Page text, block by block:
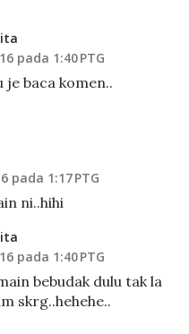
pada 1:40 PTG
je baca komen..
pada 1:17 PTG
ni..hihi
pada 1:40 PTG
bebudak dulu tak la
skrg..hehehe..